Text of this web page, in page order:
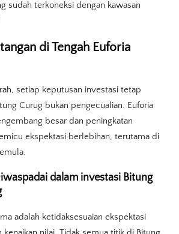
sudah terkoneksi dengan kawasan
di Tengah Euforia
setiap keputusan investasi tetap
Curug bukan pengecualian. Euforia
besar dan peningkatan
ekspektasi berlebihan, terutama di
dalam investasi Bitung
adalah ketidaksesuaian ekspektasi